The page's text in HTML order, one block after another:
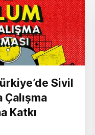
Sivil
Katkı